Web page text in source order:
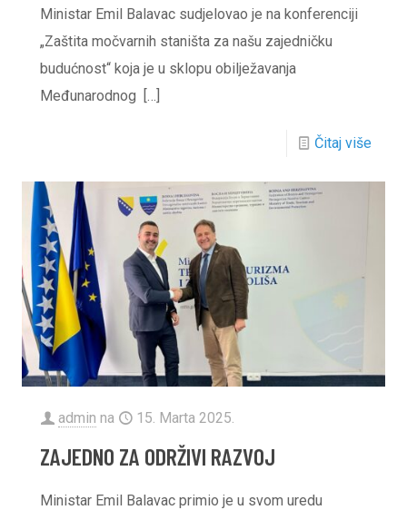
Ministar Emil Balavac sudjelovao je na konferenciji
„Zaštita močvarnih staništa za našu zajedničku
budućnost“ koja je u sklopu obilježavanja
Međunarodnog
[…]
Čitaj više
admin na 15. Marta 2025.
ZAJEDNO ZA ODRŽIVI RAZVOJ
Ministar Emil Balavac primio je u svom uredu